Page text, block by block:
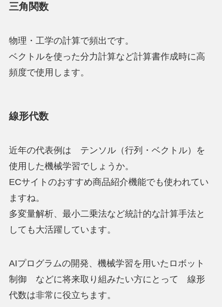
三角関数
物理・工学の計算で頻出です。
ベクトルを使った分力計算など計算書作成時に高
頻度で使用します。
線形代数
近年の代表例は テンソル（行列・ベクトル）を
使用した機械学習でしょうか。
ECサイトのおすすめ商品紹介機能でも使われてい
ますね。
多変量解析、最小二乗法など統計的な計算手法と
しても大活躍しています。
AIプログラムの開発、機械学習を用いたロボット
制御 などに将来取り組みたい方にとって 線形
代数は非常に役立ちます。